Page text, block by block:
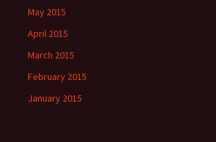
May 2015
April 2015
March 2015
February 2015
January 2015